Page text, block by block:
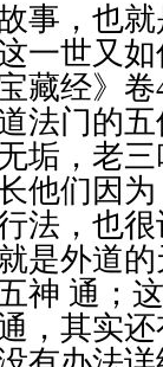
事，也
一世又
藏经》卷
法门的
垢，老
他们因为
法，也
是外道
神 通；
，其实